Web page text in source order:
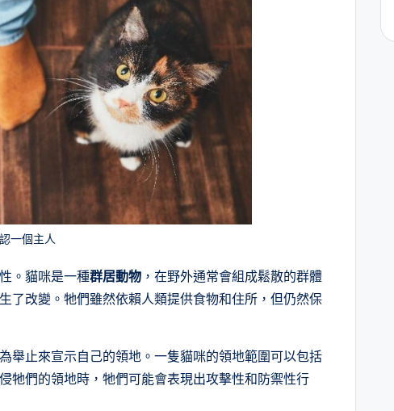
一個主人
。貓咪是一種群居動物 ，在野外通常會組成鬆散的群體
了改變。牠們雖然依賴人類提供食物和住所，但仍然保
舉止來宣示自己的領地。一隻貓咪的領地範圍可以包括
牠們的領地時，牠們可能會表現出攻擊性和防禦性行